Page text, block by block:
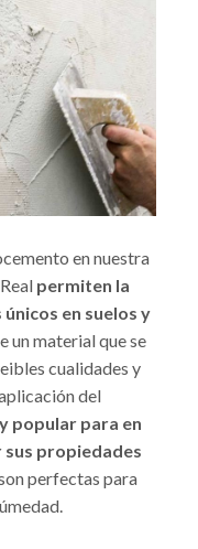
en nuestra
permiten la
en suelos y
un material que se
cualidades y
del
popular para en
sus propiedades
perfectas para